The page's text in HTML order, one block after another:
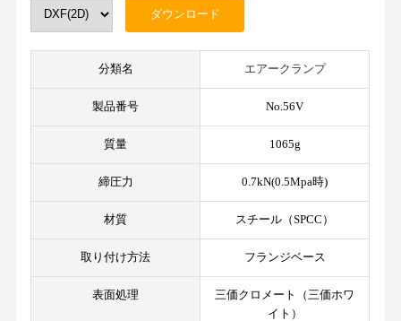
分類名 エアークランプ
製品番号 No.56V
質量 1065g
締圧力 0.7kN(0.5Mpa時)
材質 スチール（SPCC）
取り付け方法 フランジベース
表面処理
三価クロメート（三価ホワ
イト）